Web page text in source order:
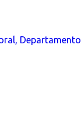
Departamento